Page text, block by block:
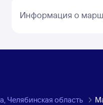
Информация о
Челябинская область